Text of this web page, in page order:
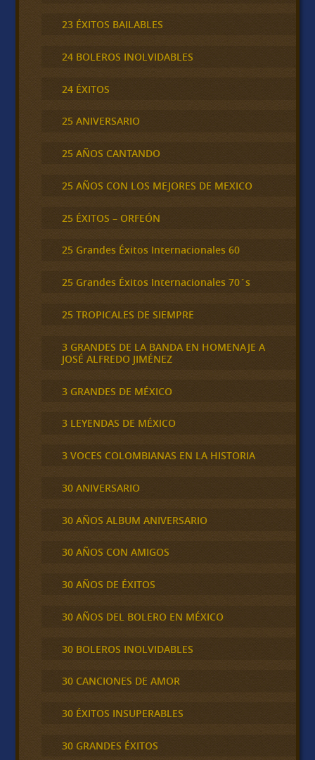
23 ÉXITOS BAILABLES
24 BOLEROS INOLVIDABLES
24 ÉXITOS
25 ANIVERSARIO
25 AÑOS CANTANDO
25 AÑOS CON LOS MEJORES DE MEXICO
25 ÉXITOS – ORFEÓN
25 Grandes Éxitos Internacionales 60
25 Grandes Éxitos Internacionales 70´s
25 TROPICALES DE SIEMPRE
3 GRANDES DE LA BANDA EN HOMENAJE A
JOSÉ ALFREDO JIMÉNEZ
3 GRANDES DE MÉXICO
3 LEYENDAS DE MÉXICO
3 VOCES COLOMBIANAS EN LA HISTORIA
30 ANIVERSARIO
30 AÑOS ALBUM ANIVERSARIO
30 AÑOS CON AMIGOS
30 AÑOS DE ÉXITOS
30 AÑOS DEL BOLERO EN MÉXICO
30 BOLEROS INOLVIDABLES
30 CANCIONES DE AMOR
30 ÉXITOS INSUPERABLES
30 GRANDES ÉXITOS